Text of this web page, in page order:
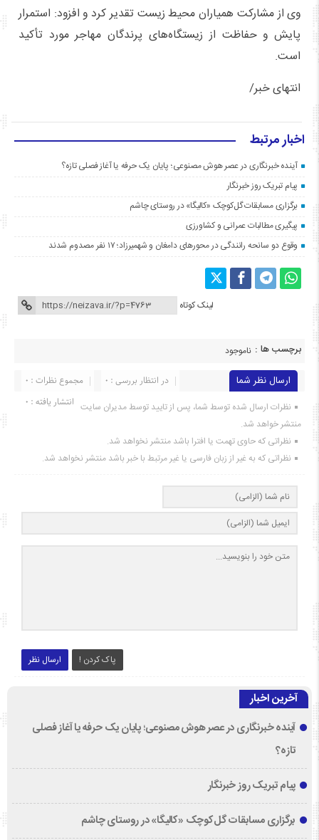
وی از مشارکت همیاران محیط زیست تقدیر کرد و افزود: استمرار
پایش و حفاظت از زیستگاه‌های پرندگان مهاجر مورد تأکید
است.
انتهای خبر/
اخبار مرتبط
آینده خبرنگاری در عصر هوش مصنوعی؛ پایان یک حرفه یا آغاز فصلی تازه؟
پیام تبریک روز خبرنگار
برگزاری مسابقات گل‌کوچک «کالیگا» در روستای چاشم
پیگیری مطالبات عمرانی و کشاورزی
وقوع دو سانحه رانندگی در محورهای دامغان و شهمیرزاد؛ ۱۷ نفر مصدوم شدند
لینک کوتاه
برچسب ها : ناموجود
ارسال نظر شما مجموع نظرات : 0
در انتظار بررسی : 0
انتشار یافته : ۰ نظرات ارسال شده توسط شما، پس از تایید توسط مدیران سایت
منتشر خواهد شد.
نظراتی که حاوی تهمت یا افترا باشد منتشر نخواهد شد.
نظراتی که به غیر از زبان فارسی یا غیر مرتبط با خبر باشد منتشر نخواهد شد.
ارسال نظر پاک کردن !
آخرین اخبار
آینده خبرنگاری در عصر هوش مصنوعی؛ پایان یک حرفه یا آغاز فصلی
تازه؟
پیام تبریک روز خبرنگار
برگزاری مسابقات گل‌کوچک «کالیگا» در روستای چاشم